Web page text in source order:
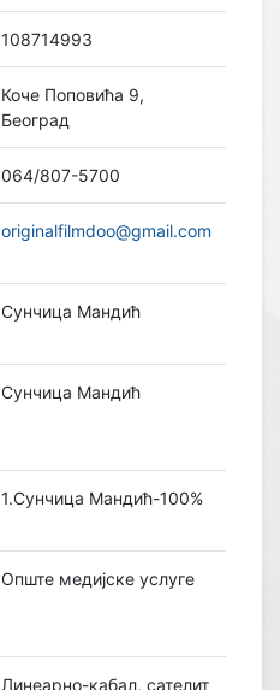
108714993
Коче Поповића 9,
Београд
064/807-5700
originalfilmdoo@gmail.com
Сунчица Мандић
Сунчица Мандић
1.Сунчица Мандић-100%
Опште медијске услуге
Линеарно-кабал, сателит